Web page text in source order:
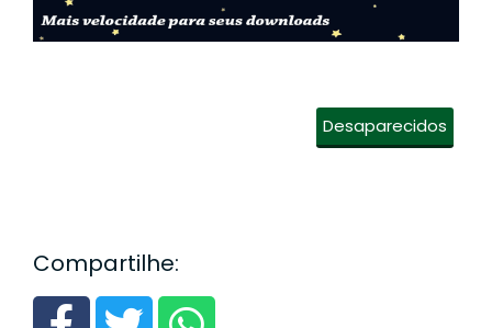
Desaparecidos
Compartilhe: